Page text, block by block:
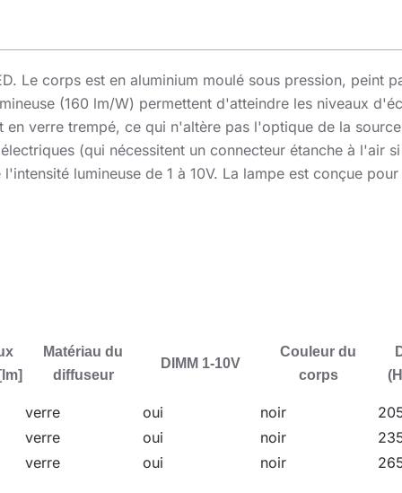
Le corps est en aluminium moulé sous pression, peint
(160 lm/W) permettent d'atteindre les niveaux
verre trempé, ce qui n'altère pas l'optique de la
(qui nécessitent un connecteur étanche à l'air
lumineuse de 1 à 10V. La lampe est conçue
grands entrepôts et les centres logistiques.
Matériau du
diffuseur
DIMM 1-10V
Couleur du
corps
verre oui noir
verre
oui noir
verre
oui noir